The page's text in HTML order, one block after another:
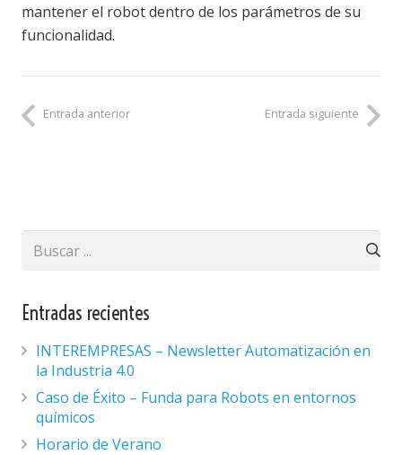
mantener el robot dentro de los parámetros de su
funcionalidad.
Entrada anterior Entrada siguiente
Entradas recientes
INTEREMPRESAS – Newsletter Automatización en
la Industria 4.0
Caso de Éxito – Funda para Robots en entornos
químicos
Horario de Verano